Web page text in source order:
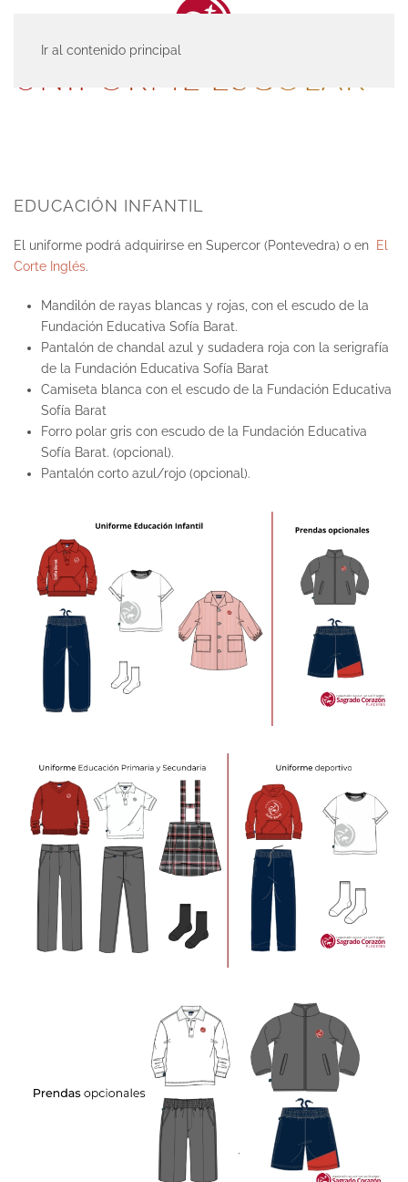
Ir al contenido principal
UNIFORME ESCOLAR
EDUCACIÓN INFANTIL
El uniforme podrá adquirirse en Supercor (Pontevedra) o en
El
Corte Inglés.
Mandilón de rayas blancas y rojas, con el escudo de la
Fundación Educativa Sofía Barat.
Pantalón de chandal azul y sudadera roja con la serigrafía
de la Fundación Educativa Sofía Barat
Camiseta blanca con el escudo de la Fundación Educativa
Sofía Barat
Forro polar gris con escudo de la Fundación Educativa
Sofía Barat. (opcional).
Pantalón corto azul/rojo (opcional).